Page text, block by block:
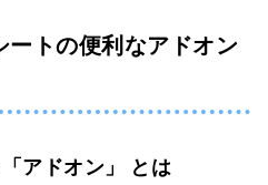
トの便利なアドオン
アドオン」 とは